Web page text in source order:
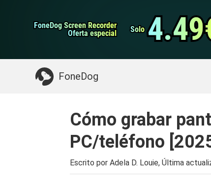
FoneDog Screen Recorder
FoneDog Screen Recorder
Oferta especial
Oferta especial Solo
Solo
FoneDog
Limpiador de iPhone
Algo que puede necesitar:
Cómo grabar
PC/teléfono
Escrito por Adela D. Louie, Última